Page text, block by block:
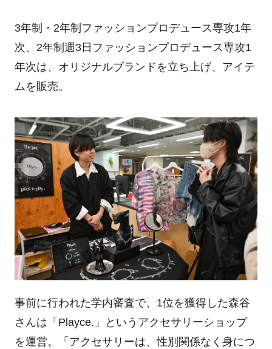
3年制・2年制ファッションプロデュース専攻1年
次、2年制週3日ファッションプロデュース専攻1
年次は、オリジナルブランドを立ち上げ、アイテ
ムを販売。
事前に行われた学内審査で、1位を獲得した森谷
さんは「Playce.」というアクセサリーショップ
を運営。「アクセサリーは、性別関係なく身につ